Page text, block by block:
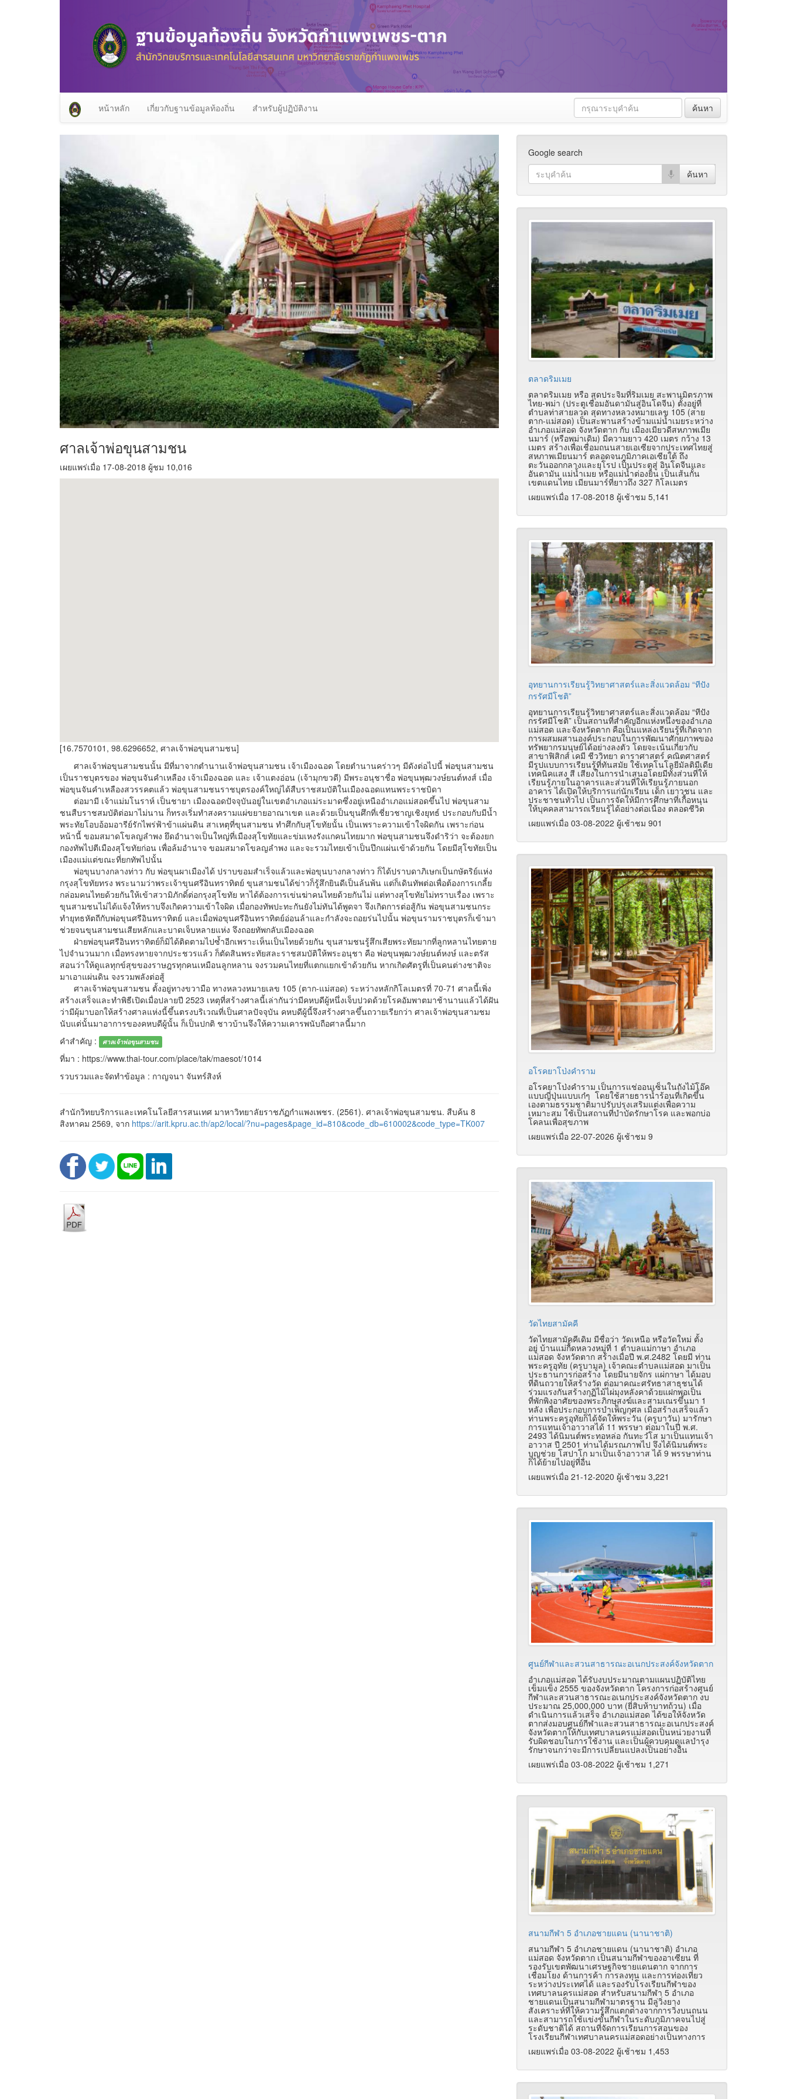
หน้าหลัก เกี่ยวกับฐานข้อมูลท้องถิ่น สำหรับผู้ปฏิบัติงาน ค้นหา
ศาลเจ้าพ่อขุนสามชน
เผยแพร่เมื่อ 17-08-2018 ผู้ชม 10,016
[16.7570101, 98.6296652, ศาลเจ้าพ่อขุนสามชน]
ศาลเจ้าพ่อขุนสามชนนั้น มีที่มาจากตำนานเจ้าพ่อขุนสามชน เจ้าเมืองฉอด โดยตำนานคร่าวๆ มีดังต่อไปนี้ พ่อขุนสามชน
เป็นราชบุตรของ พ่อขุนจันคำเหลือง เจ้าเมืองฉอด และ เจ้าแตงอ่อน (เจ้ามุกขวดี) มีพระอนุชาชื่อ พ่อขุนพุฒวงษ์ยนต์หงส์ เมื่อ
พ่อขุนจันคำเหลืองสวรรคตแล้ว พ่อขุนสามชนราชบุตรองค์ใหญ่ได้สืบราชสมบัติในเมืองฉอดแทนพระราชบิดา
ต่อมามี เจ้าแม่มโนราห์ เป็นชายา เมืองฉอดปัจจุบันอยู่ในเขตอำเภอแม่ระมาดซึ่งอยู่เหนืออำเภอแม่สอดขึ้นไป พ่อขุนสาม
ชนสืบราชสมบัติต่อมาไม่นาน ก็ทรงเริ่มทำสงครามแผ่ขยายอาณาเขต และด้วยเป็นขุนศึกที่เชี่ยวชาญเชิงยุทธ์ ประกอบกับมีน้ำ
พระทัยโอบอ้อมอารีย์รักไพร่ฟ้าข้าแผ่นดิน สาเหตุที่ขุนสามชน ทำศึกกับสุโขทัยนั้น เป็นเพราะความเข้าใจผิดกัน เพราะก่อน
หน้านี้ ขอมสมาดโขลญลำพง ยึดอำนาจเป็นใหญ่ที่เมืองสุโขทัยและข่มเหงรังแกคนไทยมาก พ่อขุนสามชนจึงดำริว่า จะต้องยก
กองทัพไปตีเมืองสุโขทัยก่อน เพื่อล้มอำนาจ ขอมสมาดโขลญลำพง และจะรวมไทยเข้าเป็นปึกแผ่นเข้าด้วยกัน โดยมีสุโขทัยเป็น
เมืองแม่แต่ขณะที่ยกทัพไปนั้น
พ่อขุนบางกลางท่าว กับ พ่อขุนผาเมืองได้ ปราบขอมสำเร็จแล้วและพ่อขุนบางกลางท่าว ก็ได้ปราบดาภิเษกเป็นกษัตริย์แห่ง
กรุงสุโขทัยทรง พระนามว่าพระเจ้าขุนศรีอินทราทิตย์ ขุนสามชนได้ข่าวก็รู้สึกยินดีเป็นล้นพ้น แต่ก็เดินทัพต่อเพื่อต้องการเกลี้ย
กล่อมคนไทยด้วยกันให้เข้าสวามิภักดิ์ต่อกรุงสุโขทัย หาได้ต้องการเข่นฆ่าคนไทยด้วยกันไม่ แต่ทางสุโขทัยไม่ทราบเรื่อง เพราะ
ขุนสามชนไม่ได้แจ้งให้ทราบจึงเกิดความเข้าใจผิด เมื่อกองทัพปะทะกันยังไม่ทันได้พูดจา จึงเกิดการต่อสู้กัน พ่อขุนสามชนกระ
ทำยุทธหัตถีกับพ่อขุนศรีอินทราทิตย์ และเมื่อพ่อขุนศรีอินทราทิตย์อ่อนล้าและกำลังจะถอยร่นไปนั้น พ่อขุนรามราชบุตรก็เข้ามา
ช่วยจนขุนสามชนเสียหลักและบาดเจ็บหลายแห่ง จึงถอยทัพกลับเมืองฉอด
ฝ่ายพ่อขุนศรีอินทราทิตย์ก็มิได้ติดตามไปซ้ำอีกเพราะเห็นเป็นไทยด้วยกัน ขุนสามชนรู้สึกเสียพระทัยมากที่ลูกหลานไทยตาย
ไปจำนวนมาก เมื่อทรงหายจากประชวรแล้ว ก็ตัดสินพระทัยสละราชสมบัติให้พระอนุชา คือ พ่อขุนพุฒวงษ์ยนต์หงษ์ และตรัส
สอนว่าให้ดูแลทุกข์สุขของราษฎรทุกคนเหมือนลูกหลาน จงรวมคนไทยที่แตกแยกเข้าด้วยกัน หากเกิดศัตรูที่เป็นคนต่างชาติจะ
มาเอาแผ่นดิน จงรวมพลังต่อสู้
ศาลเจ้าพ่อขุนสามชน ตั้งอยู่ทางขวามือ ทางหลวงหมายเลข 105 (ตาก-แม่สอด) ระหว่างหลักกิโลเมตรที่ 70-71 ศาลนี้เพิ่ง
สร้างเสร็จและทำพิธีเปิดเมื่อปลายปี 2523 เหตุที่สร้างศาลนี้เล่ากันว่ามีคหบดีผู้หนึ่งเจ็บปวดด้วยโรคอัมพาตมาช้านานแล้วได้ฝัน
ว่ามีผุ้มาบอกให้สร้างศาลแห่งนี้ขึ้นตรงบริเวณที่เป็นศาลปัจจุบัน คหบดีผู้นี้จึงสร้างศาลขึ้นถวายเรียกว่า ศาลเจ้าพ่อขุนสามชม
นับแต่นั้นมาอาการของคหบดีผู้นั้น ก็เป็นปกติ ชาวบ้านจึงให้ความเคารพนับถือศาลนี้มาก
คำสำคัญ :
ศาลเจ้าพ่อขุนสามชน
ที่มา : https://www.thai-tour.com/place/tak/maesot/1014
รวบรวมและจัดทำข้อมูล : กาญจนา จันทร์สิงห์
สำนักวิทยบริการและเทคโนโลยีสารสนเทศ มาหาวิทยาลัยราชภัฏกำแพงเพชร. (2561). ศาลเจ้าพ่อขุนสามชน. สืบค้น 8
สิงหาคม 2569, จาก https://arit.kpru.ac.th/ap2/local/?nu=pages&page_id=810&code_db=610002&code_type=TK007
Google search
ตลาดริมเมย
ตลาดริมเมย หรือ สุดประจิมที่ริมเมย สะพานมิตรภาพ
ไทย-พม่า (ประตูเชื่อมอันดามันสู่อินโดจีน) ตั้งอยู่ที่
ตำบลท่าสายลวด สุดทางหลวงหมายเลข 105 (สาย
ตาก-แม่สอด) เป็นสะพานสร้างข้ามแม่น้ำเมยระหว่าง
อำเภอแม่สอด จังหวัดตาก กับ เมืองเมียวดีสหภาพเมีย
นมาร์ (หรือพม่าเดิม) มีความยาว 420 เมตร กว้าง 13
เมตร สร้างเพื่อเชื่อมถนนสายเอเซียจากประเทศไทยสู่
สหภาพเมียนมาร์ ตลอดจนภูมิภาคเอเซียใต้ ถึง
ตะวันออกกลางและยุโรป เป็นประตูสู่ อินโดจีนและ
อันดามัน แม่น้ำเมย หรือแม่น้ำต่องยิน เป็นเส้นกั้น
เขตแดนไทย เมียนมาร์ที่ยาวถึง 327 กิโลเมตร
เผยแพร่เมื่อ 17-08-2018 ผู้เช้าชม 5,141
อุทยานการเรียนรู้วิทยาศาสตร์และสิ่งแวดล้อม “ทีปัง
กรรัศมีโชติ”
อุทยานการเรียนรู้วิทยาศาสตร์และสิ่งแวดล้อม “ทีปัง
กรรัศมีโชติ” เป็นสถานที่สำคัญอีกแห่งหนึ่งของอำเภอ
แม่สอด และจังหวัดตาก คือเป็นแหล่งเรียนรู้ที่เกิดจาก
การผสมผสานองค์ประกอบในการพัฒนาศักยภาพของ
ทรัพยากรมนุษย์ได้อย่างลงตัว โดยจะเน้นเกี่ยวกับ
สาขาฟิสิกส์ เคมี ชีววิทยา ดาราศาสตร์ คณิตศาสตร์
มีรูปแบบการเรียนรู้ที่ทันสมัย ใช้เทคโนโลยีมัลติมีเดีย
เทคนิคแสง สี เสียงในการนำเสนอโดยมีทั้งส่วนที่ให้
เรียนรู้ภายในอาคารและส่วนที่ให้เรียนรู้ภายนอก
อาคาร ได้เปิดให้บริการแก่นักเรียน เด็ก เยาวชน และ
ประชาชนทั่วไป เป็นการจัดให้มีการศึกษาที่เกื้อหนุน
ให้บุคคลสามารถเรียนรู้ได้อย่างต่อเนื่อง ตลอดชีวิต
เผยแพร่เมื่อ 03-08-2022 ผู้เช้าชม 901
อโรคยาโป่งคำราม
อโรคยาโป่งคำราม เป็นการแช่ออนเซ็นในถังไม้โอ๊ค
แบบญี่ปุ่นแบบเก๋ๆ โดยใช้สายธารน้ำร้อนที่เกิดขึ้น
เองตามธรรมชาติมาปรับปรุงเสริมแต่งเพื่อความ
เหมาะสม ใช้เป็นสถานที่บำบัดรักษาโรค และพอกบ่อ
โคลนเพื่อสุขภาพ
เผยแพร่เมื่อ 22-07-2026 ผู้เช้าชม 9
วัดไทยสามัคคี
วัดไทยสามัคคีเดิม มีชื่อว่า วัดเหนือ หรือวัดใหม่ ตั้ง
อยู่ บ้านแม่กื้ดหลวงหมู่ที่ 1 ตำบลแม่กาษา อำเภอ
แม่สอด จังหวัดตาก สร้างเมื่อปี พ.ศ.2482 โดยมี ท่าน
พระครูอุทัย (ครูบามูล) เจ้าคณะตำบลแม่สอด มาเป็น
ประธานการก่อสร้าง โดยมีนายจักร แผ่กาษา ได้มอบ
ที่ดินถวายให้สร้างวัด ต่อมาคณะศรัทธาสาธุชนได้
ร่วมแรงกันสร้างกุฏิไม้ไผ่มุงหลังคาด้วยแฝกพอเป็น
ที่พักพิงอาศัยของพระภิกษุสงฆ์และสามเณรขึ้นมา 1
หลัง เพื่อประกอบการบำเพ็ญกุศล เมื่อสร้างเสร็จแล้ว
ท่านพระครูอุทัยก็ได้จัดให้พระวัน (ครูบาวัน) มารักษา
การแทนเจ้าอาวาสได้ 11 พรรษา ต่อมาในปี พ.ศ.
2493 ได้นิมนต์พระทอหล่อ กันทะวํโส มาเป็นแทนเจ้า
อาวาส ปี 2501 ท่านได้มรณภาพไป จึงได้นิมนต์พระ
บุญช่วย โสปาโก มาเป็นเจ้าอาวาส ได้ 9 พรรษาท่าน
ก็ได้ย้ายไปอยู่ที่อื่น
เผยแพร่เมื่อ 21-12-2020 ผู้เช้าชม 3,221
ศูนย์กีฬาและสวนสาธารณะอเนกประสงค์จังหวัดตาก
อำเภอแม่สอด ได้รับงบประมาณตามแผนปฏิบัติไทย
เข็มแข็ง 2555 ของจังหวัดตาก โครงการก่อสร้างศูนย์
กีฬาและสวนสาธารณะอเนกประสงค์จังหวัดตาก งบ
ประมาณ 25,000,000 บาท (ยี่สิบห้าบาทถ้วน) เมื่อ
ดำเนินการแล้วเสร็จ อำเภอแม่สอด ได้ขอให้จังหวัด
ตากส่งมอบศูนย์กีฬาและสวนสาธารณะอเนกประสงค์
จังหวัดตากให้กับเทศบาลนครแม่สอดเป็นหน่วยงานที่
รับผิดชอบในการใช้งาน และเป็นผู้ควบคุมดูแลบำรุง
รักษาจนกว่าจะมีการเปลี่ยนแปลงเป็นอย่างอื่น
เผยแพร่เมื่อ 03-08-2022 ผู้เช้าชม 1,271
สนามกีฬา 5 อำเภอชายแดน (นานาชาติ)
สนามกีฬา 5 อำเภอชายแดน (นานาชาติ) อำเภอ
แม่สอด จังหวัดตาก เป็นสนามกีฬาของอาเซียน ที่
รองรับเขตพัฒนาเศรษฐกิจชายแดนตาก จากการ
เชื่อมโยง ด้านการค้า การลงทุน และการท่องเที่ยว
ระหว่างประเทศได้ และรองรับโรงเรียนกีฬาของ
เทศบาลนครแม่สอด สำหรับสนามกีฬา 5 อำเภอ
ชายแดนเป็นสนามกีฬามาตรฐาน มีลู่วิ่งยาง
สังเคราะห์ที่ให้ความรู้สึกแตกต่างจากการวิ่งบนถนน
และสามารถใช้แข่งขั้นกีฬาในระดับภูมิภาคจนไปสู่
ระดับชาติได้ สถานที่จัดการเรียนการสอนของ
โรงเรียนกีฬาเทศบาลนครแม่สอดอย่างเป็นทางการ
เผยแพร่เมื่อ 03-08-2022 ผู้เช้าชม 1,453